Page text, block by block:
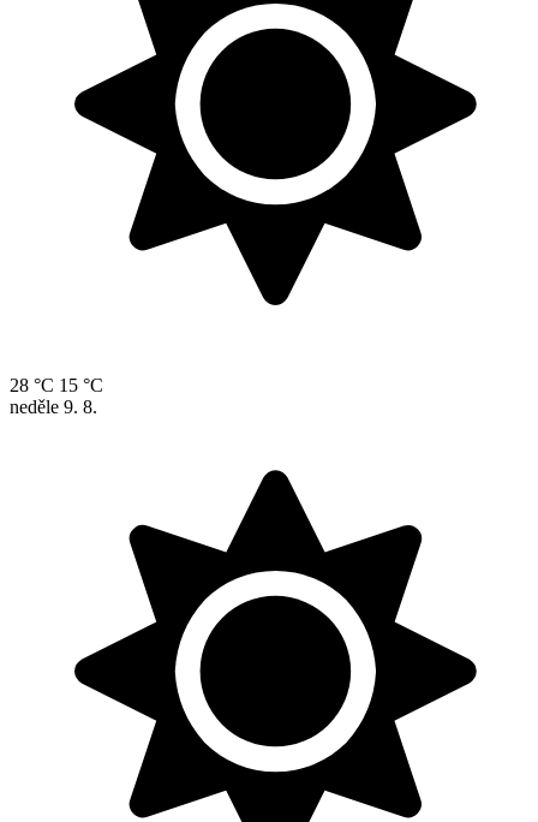
28 °C 15 °C
neděle 9. 8.